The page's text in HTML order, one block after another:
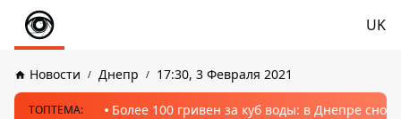
UK
Новости Днепр 17:30, 3 Февраля 2021
ТОПТЕМА: Более 100 гривен за куб воды: в Днепре